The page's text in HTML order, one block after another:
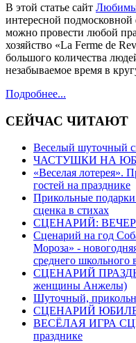
В этой статье сайт
интересной подмосковной
можно провести любой
хозяйство «La Ferme de
большого количества
незабываемое время в
Подробнее...
СЕЙЧАС ЧИТАЮТ
Веселый шуточный
ЧАСТУШКИ НА
«Веселая лотерея».
гостей на празднике
Прикольные
сценка в стихах
СЦЕНАРИЙ:
Сценарий на год
Мороза» -
среднего школьного
СЦЕНАРИЙ
женщины Анжелы)
Шуточный,
СЦЕНАРИЙ ЮБИЛЕЯ
ВЕСЁЛАЯ ИГРА
празднике